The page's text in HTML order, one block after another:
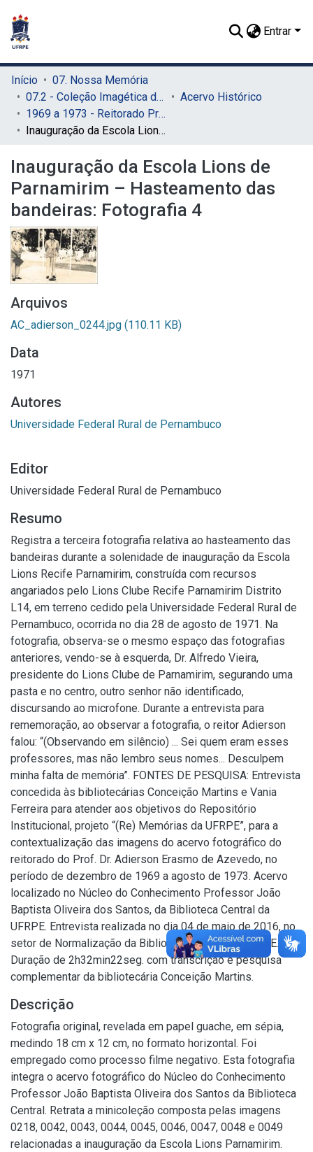
Entrar
Início
07. Nossa Memória
07.2 - Coleção Imagética do SIB
Acervo Histórico
1969 a 1973 - Reitorado Prof. Adierson Erasmo de Azevedo
Inauguração da Escola Lions de Parnamirim – Hasteamento das bandeiras: Fotografia 4
Inauguração da Escola Lions de
Parnamirim – Hasteamento das
bandeiras: Fotografia 4
Arquivos
AC_adierson_0244.jpg (110.11 KB)
Data
1971
Autores
Universidade Federal Rural de Pernambuco
Editor
Universidade Federal Rural de Pernambuco
Resumo
Registra a terceira fotografia relativa ao hasteamento das
bandeiras durante a solenidade de inauguração da Escola
Lions Recife Parnamirim, construída com recursos
angariados pelo Lions Clube Recife Parnamirim Distrito
L14, em terreno cedido pela Universidade Federal Rural de
Pernambuco, ocorrida no dia 28 de agosto de 1971. Na
fotografia, observa-se o mesmo espaço das fotografias
anteriores, vendo-se à esquerda, Dr. Alfredo Vieira,
presidente do Lions Clube de Parnamirim, segurando uma
pasta e no centro, outro senhor não identificado,
discursando ao microfone. Durante a entrevista para
rememoração, ao observar a fotografia, o reitor Adierson
falou: “(Observando em silêncio) ... Sei quem eram esses
professores, mas não lembro seus nomes... Desculpem
minha falta de memória”. FONTES DE PESQUISA: Entrevista
concedida às bibliotecárias Conceição Martins e Vania
Ferreira para atender aos objetivos do Repositório
Institucional, projeto “(Re) Memórias da UFRPE”, para a
contextualização das imagens do acervo fotográfico do
reitorado do Prof. Dr. Adierson Erasmo de Azevedo, no
período de dezembro de 1969 a agosto de 1973. Acervo
localizado no Núcleo do Conhecimento Professor João
Baptista Oliveira dos Santos, da Biblioteca Central da
UFRPE. Entrevista realizada no dia 04 de maio de 2016, no
setor de Normalização da Biblioteca Central da UFRPE.
Duração de 2h32min22seg. com transcrição e pesquisa
complementar da bibliotecária Conceição Martins.
Descrição
Fotografia original, revelada em papel guache, em sépia,
medindo 18 cm x 12 cm, no formato horizontal. Foi
empregado como processo filme negativo. Esta fotografia
integra o acervo fotográfico do Núcleo do Conhecimento
Professor João Baptista Oliveira dos Santos da Biblioteca
Central. Retrata a minicoleção composta pelas imagens
0218, 0042, 0043, 0044, 0045, 0046, 0047, 0048 e 0049
relacionadas a inauguração da Escola Lions Parnamirim.